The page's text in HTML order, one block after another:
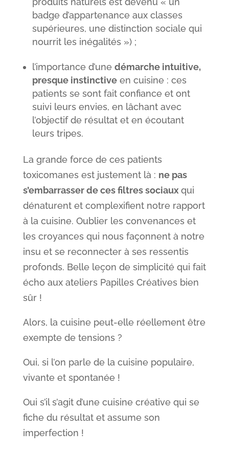
badge d’appartenance aux classes
supérieures, une distinction sociale qui
nourrit les inégalités ») ;
l’importance d’une démarche intuitive,
presque instinctiveen cuisine : ces
patients se sont fait confiance et ont
suivi leurs envies, en lâchant avec
l’objectif de résultat et en écoutant
leurs tripes.
La grande force de ces patients
toxicomanes est justement là : ne pas
s’embarrasser de ces filtres sociauxqui
dénaturent et complexifient notre rapport
à la cuisine. Oublier les convenances et
les croyances qui nous façonnent à notre
insu et se reconnecter à ses ressentis
profonds. Belle leçon de simplicité qui fait
écho aux ateliers Papilles Créatives bien
sûr !
Alors, la cuisine peut-elle réellement être
exempte de tensions ?
Oui, si l’on parle de la cuisine populaire,
vivante et spontanée !
Oui s’il s’agit d’une cuisine créative qui se
fiche du résultat et assume son
imperfection !